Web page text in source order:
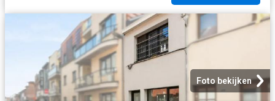
Foto bekijken